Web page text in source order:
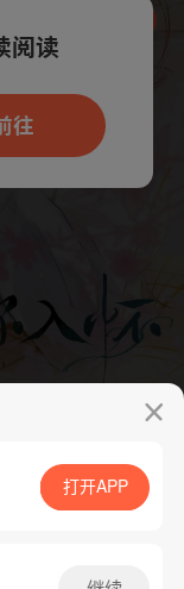
App免费看
打开APP
App新用
阅读
往